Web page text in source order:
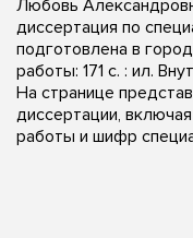
Любовь
диссертация по
подготовлена в
работы: 171 c. : ил.
На странице
диссертации,
работы и шифр